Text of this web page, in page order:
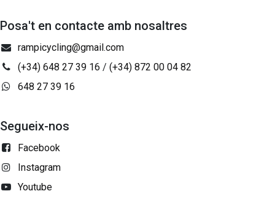
Posa't en contacte amb nosaltres
rampicycling@gmail.com
(+34) 648 27 39 16 / (+34) 872 00 04 82
648 27 39 16
Segueix-nos
Facebook
Instagram
Youtube